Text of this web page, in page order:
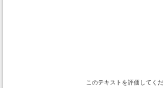
このテキストを評価してくだ